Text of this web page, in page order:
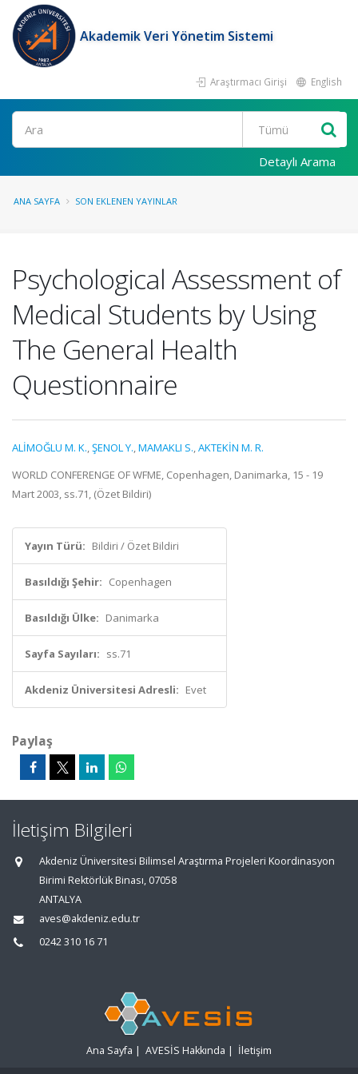
Akademik Veri Yönetim Sistemi
Araştırmacı Girişi English
Ara
Detaylı Arama
ANA SAYFA SON EKLENEN YAYINLAR
Psychological Assessment of
Medical Students by Using
The General Health
Questionnaire
ALİMOĞLU M. K.,ŞENOL Y.,MAMAKLI S.,AKTEKİN M. R.
WORLD CONFERENGE OF WFME, Copenhagen, Danimarka, 15 - 19
Mart 2003, ss.71, (Özet Bildiri)
Yayın Türü: Bildiri / Özet Bildiri
Basıldığı Şehir: Copenhagen
Basıldığı Ülke: Danimarka
Sayfa Sayıları: ss.71
Akdeniz Üniversitesi Adresli: Evet
Paylaş
İletişim Bilgileri
Akdeniz Üniversitesi Bilimsel Araştırma Projeleri Koordinasyon
Birimi Rektörlük Binası, 07058
ANTALYA
aves@akdeniz.edu.tr
0242 310 16 71
Ana Sayfa | AVESİS Hakkında | İletişim